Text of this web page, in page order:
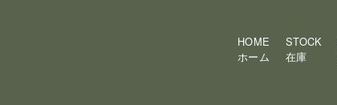
HOME
ホーム
STOCK
在庫